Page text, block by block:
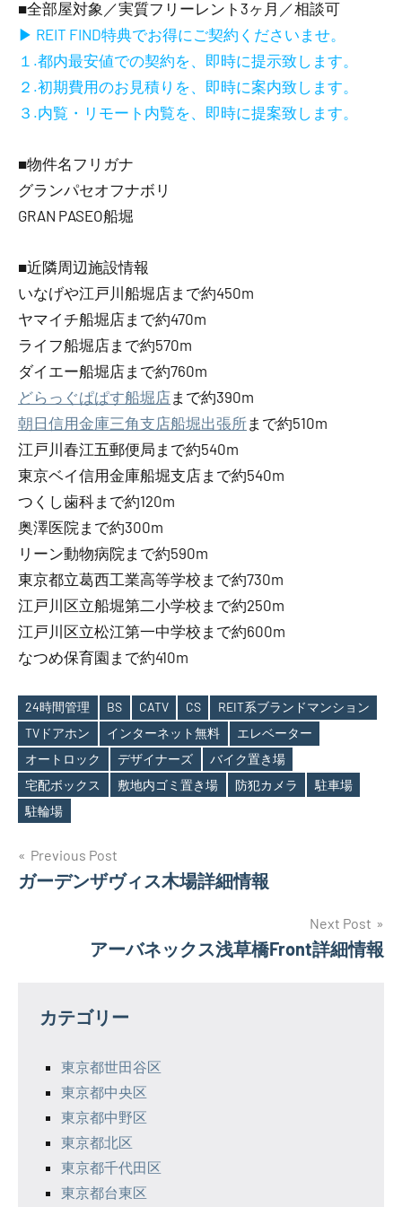
■全部屋対象／実質フリーレント3ヶ月／相談可
▶ REIT FIND特典でお得にご契約くださいませ。
１.都内最安値での契約を、即時に提示致します。
２.初期費用のお見積りを、即時に案内致します。
３.内覧・リモート内覧を、即時に提案致します。
■物件名フリガナ
グランパセオフナボリ
GRAN PASEO船堀
■近隣周辺施設情報
いなげや江戸川船堀店まで約450m
ヤマイチ船堀店まで約470m
ライフ船堀店まで約570m
ダイエー船堀店まで約760m
どらっぐぱぱす船堀店まで約390m
朝日信用金庫三角支店船堀出張所まで約510m
江戸川春江五郵便局まで約540m
東京ベイ信用金庫船堀支店まで約540m
つくし歯科まで約120m
奥澤医院まで約300m
リーン動物病院まで約590m
東京都立葛西工業高等学校まで約730m
江戸川区立船堀第二小学校まで約250m
江戸川区立松江第一中学校まで約600m
なつめ保育園まで約410m
Tags
24時間管理 BS CATV CS
REIT系ブランドマンション
TVドアホン
インターネット無料
エレベーター
オートロック
デザイナーズ
バイク置き場
宅配ボックス
敷地内ゴミ置き場 防犯カメラ
駐車場
駐輪場
投
稿
ー
Previous Post
ガーデンザヴィス木場詳細情報
Next Post
アーバネックス浅草橋Front詳細情報
カテゴリー
東京都世田谷区
東京都中央区
東京都中野区
東京都北区
東京都千代田区
東京都台東区